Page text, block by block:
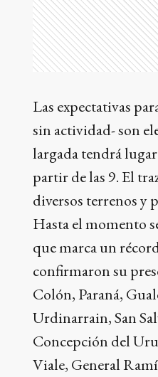
Las expectativas
sin actividad- son
largada tendrá
partir de las 9. El
diversos terrenos y
Hasta el momento
que marca un
confirmaron su
Colón, Paraná,
Urdinarrain, San
Concepción del
Viale, General